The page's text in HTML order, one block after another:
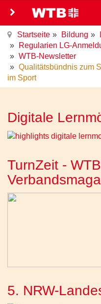
Startseite Bildung
Regularien LG-
WTB-Newsletter
Qualitätsbündnis zum
im Sport
Digitale
TurnZeit -
5. NRW-